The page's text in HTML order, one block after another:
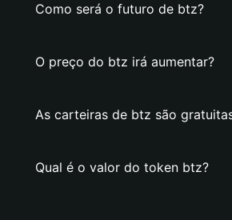
Como será o futuro de btz?
O preço do btz irá aumentar?
As carteiras de btz são
Qual é o valor do token btz?